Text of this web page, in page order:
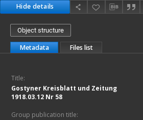
Hide details
Object structure
Metadata Files list
Title:
Gostyner Kreisblatt und Zeitung
1918.03.12 Nr 58
Group publication title: